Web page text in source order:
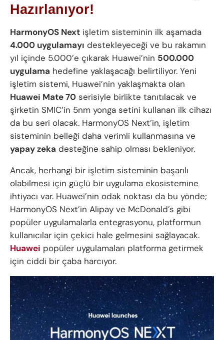
Hazırlanıyor!
HarmonyOS Next işletim sisteminin ilk aşamada
4.000 uygulamayı destekleyeceği ve bu rakamın
yıl içinde 5.000’e çıkarak Huawei’nin 500.000
uygulama hedefine yaklaşacağı belirtiliyor. Yeni
işletim sistemi, Huawei’nin yaklaşmakta olan
Huawei Mate 70 serisiyle birlikte tanıtılacak ve
şirketin SMIC’in 5nm yonga setini kullanan ilk cihazı
da bu seri olacak. HarmonyOS Next’in, işletim
sisteminin belleği daha verimli kullanmasına ve
yapay zeka desteğine sahip olması bekleniyor.
Ancak, herhangi bir işletim sisteminin başarılı
olabilmesi için güçlü bir uygulama ekosistemine
ihtiyacı var. Huawei’nin odak noktası da bu yönde;
HarmonyOS Next’in Alipay ve McDonald’s gibi
popüler uygulamalarla entegrasyonu, platformun
kullanıcılar için çekici hale gelmesini sağlayacak.
Huawei popüler uygulamaları platforma getirmek
için ciddi bir çaba harcıyor.